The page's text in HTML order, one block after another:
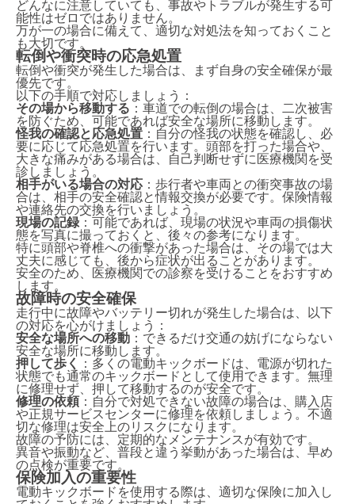
どんなに注意していても、事故やトラブルが発生する可
能性はゼロではありません。
万が一の場合に備えて、適切な対処法を知っておくこと
も大切です。
転倒や衝突時の応急処置
転倒や衝突が発生した場合は、まず自身の安全確保が最
優先です。
以下の手順で対応しましょう：
その場から移動する ：車道での転倒の場合は、二次被害
を防ぐため、可能であれば安全な場所に移動します。
怪我の確認と応急処置 ：自分の怪我の状態を確認し、必
要に応じて応急処置を行います。頭部を打った場合や、
大きな痛みがある場合は、自己判断せずに医療機関を受
診しましょう。
相手がいる場合の対応 ：歩行者や車両との衝突事故の場
合は、相手の安全確認と情報交換が必要です。保険情報
や連絡先の交換を行いましょう。
現場の記録 ：可能であれば、現場の状況や車両の損傷状
態を写真に撮っておくと、後々の参考になります。
特に頭部や脊椎への衝撃があった場合は、その場では大
丈夫に感じても、後から症状が出ることがあります。
安全のため、医療機関での診察を受けることをおすすめ
します。
故障時の安全確保
走行中に故障やバッテリー切れが発生した場合は、以下
の対応を心がけましょう：
安全な場所への移動 ：できるだけ交通の妨げにならない
安全な場所に移動します。
押して歩く
：多くの電動キックボードは、電源が切れた
状態でも通常のキックボードとして使用できます。無理
に修理せず、押して移動するのが安全です。
修理の依頼 ：自分で対処できない故障の場合は、購入店
や正規サービスセンターに修理を依頼しましょう。不適
切な修理は安全上のリスクになります。
故障の予防には、定期的なメンテナンスが有効です。
異音や振動など、普段と違う挙動があった場合は、早め
の点検が重要です。
保険加入の重要性
電動キックボードを使用する際は、適切な保険に加入し